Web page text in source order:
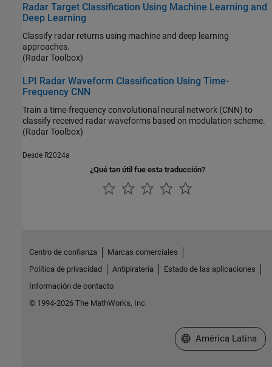
Radar Target Classification Using Machine Learning and
Deep Learning
Classify radar returns using machine and deep learning
approaches.
(Radar Toolbox)
LPI Radar Waveform Classification Using Time-
Frequency CNN
Train a time-frequency convolutional neural network (CNN) to
classify received radar waveforms based on modulation scheme.
(Radar Toolbox)
Desde R2024a
¿Qué tan útil fue esta traducción?
Centro de confianza
Marcas comerciales
Política de privacidad
Antipiratería
Estado de las aplicaciones
Información de contacto
© 1994-2026 The MathWorks, Inc.
Seleccione un país/
América Latina